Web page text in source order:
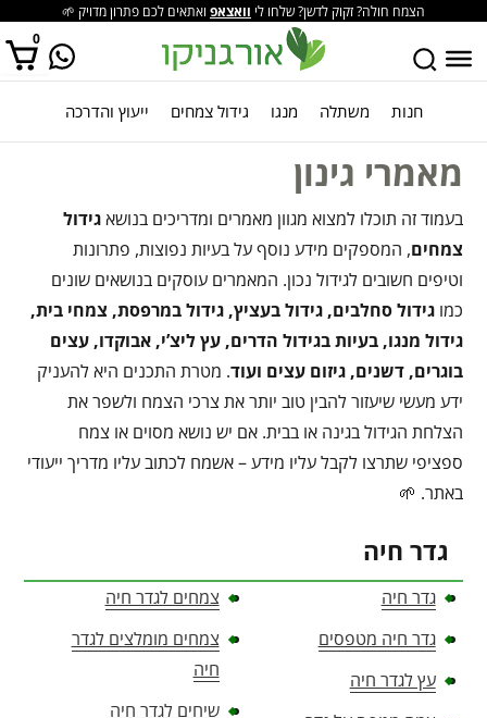
הצמח חולה? זקוק לדשן? שלחו לי וואצאפ ואתאים לכם פתרון מדויק 🌱
0
אין מוצרים בסל הקניות. חנות משתלה מנגו גידול צמחים ייעוץ והדרכה
מאמרי גינון
בעמוד זה תוכלו למצוא מגוון מאמרים ומדריכים בנושאגידול
צמחים, המספקים מידע נוסף על בעיות נפוצות, פתרונות
וטיפים חשובים לגידול נכון. המאמרים עוסקים בנושאים שונים
כמוגידול סחלבים, גידול בעציץ, גידול במרפסת, צמחי בית,
גידול מנגו, בעיות בגידול הדרים, עץ ליצ’י, אבוקדו, עצים
בוגרים, דשנים, גיזום עצים ועוד. מטרת התכנים היא להעניק
ידע מעשי שיעזור להבין טוב יותר את צרכי הצמח ולשפר את
הצלחת הגידול בגינה או בבית. אם יש נושא מסוים או צמח
ספציפי שתרצו לקבל עליו מידע – אשמח לכתוב עליו מדריך ייעודי
באתר. 🌱
גדר חיה
גדר חיה
גדר חיה מטפסים
עץ לגדר חיה
צמחים לגדר חיה
צמחים מומלצים לגדר
חיה
שיחים לגדר חיה